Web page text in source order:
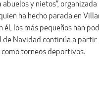
abuelos y nietos”,
ha hecho parada en
él, los más pequeños han
Navidad continúa a
torneos deportivos.